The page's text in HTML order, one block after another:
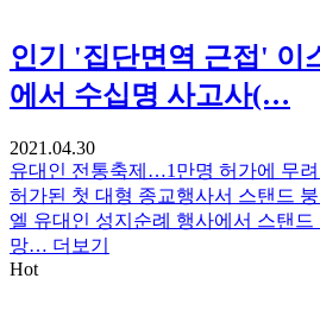
인기
'집단면역 근접' 이
에서 수십명 사고사(…
2021.04.30
유대인 전통축제…1만명 허가에 무
허가된 첫 대형 종교행사서 스탠드
엘 유대인 성지순례 행사에서 스탠
망… 더보기
Hot